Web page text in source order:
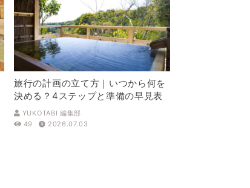
旅行の計画の立て方｜いつから何を
決める？4ステップと準備の早見表
YUKOTABI 編集部
49
2026.07.03